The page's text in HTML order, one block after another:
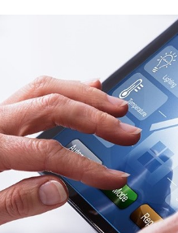
שלנו או בכלל, להגיע
במערכת מתוחכמת
לבניין. לרוב, המערכת
להיכנס ולשם כך הוא זקוק
בלי בעיה, כיוון שלבטח
אלינו הם בהכרח
את כניסת האנשים